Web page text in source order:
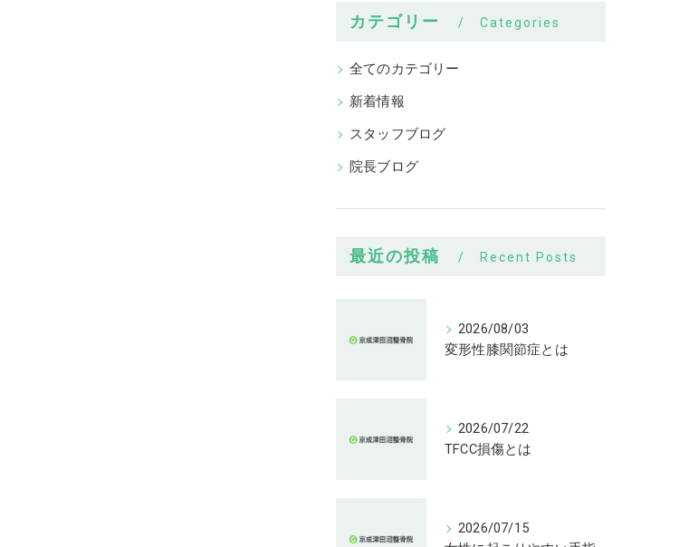
カテゴリー Categories
全てのカテゴリー
新着情報
スタッフブログ
院長ブログ
最近の投稿 Recent Posts
2026/08/03
変形性膝関節症とは
2026/07/22
TFCC損傷とは
2026/07/15